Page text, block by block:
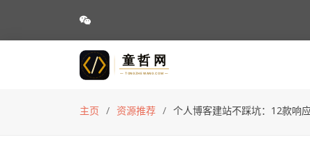
主页 资源推荐 个人博客建站不踩坑：12款响